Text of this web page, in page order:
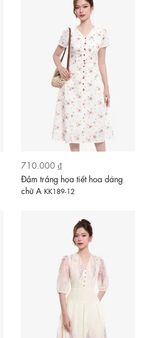
710.000 ₫
Đầm trắng họa tiết hoa dáng
chữ A KK189-12